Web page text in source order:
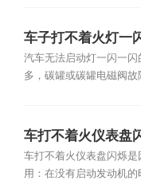
车子打不着火灯一
因？
汽车无法启动灯一闪一
多，碳罐或碳罐电磁阀故
车打不着火仪表盘
么？
车打不着火仪表盘闪烁
用：在没有启动发动机的